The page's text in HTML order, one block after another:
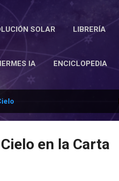
SOLAR LIBRERÍA
MÁS…
IA ENCICLOPEDIA
en la Carta